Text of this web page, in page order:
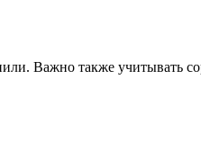
Важно также учитывать